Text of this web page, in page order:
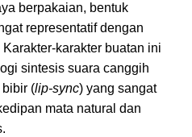
berpakaian, bentuk
representatif dengan
karakter buatan ini
sintesis suara canggih
(lip-sync) yang sangat
mata natural dan